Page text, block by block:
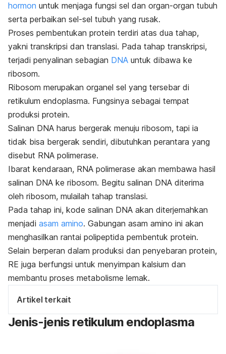
hormon untuk menjaga fungsi sel dan organ-organ tubuh
serta perbaikan sel-sel tubuh yang rusak.
Proses pembentukan protein terdiri atas dua tahap,
yakni transkripsi dan translasi. Pada tahap transkripsi,
terjadi penyalinan sebagian DNA untuk dibawa ke
ribosom.
Ribosom merupakan organel sel yang tersebar di
retikulum endoplasma. Fungsinya sebagai tempat
produksi protein.
Salinan DNA harus bergerak menuju ribosom, tapi ia
tidak bisa bergerak sendiri, dibutuhkan perantara yang
disebut RNA polimerase.
Ibarat kendaraan, RNA polimerase akan membawa hasil
salinan DNA ke ribosom. Begitu salinan DNA diterima
oleh ribosom, mulailah tahap translasi.
Pada tahap ini, kode salinan DNA akan diterjemahkan
menjadi asam amino. Gabungan asam amino ini akan
menghasilkan rantai polipeptida pembentuk protein.
Selain berperan dalam produksi dan penyebaran protein,
RE juga berfungsi untuk menyimpan kalsium dan
membantu proses metabolisme lemak.
Artikel terkait
Jenis-jenis retikulum endoplasma